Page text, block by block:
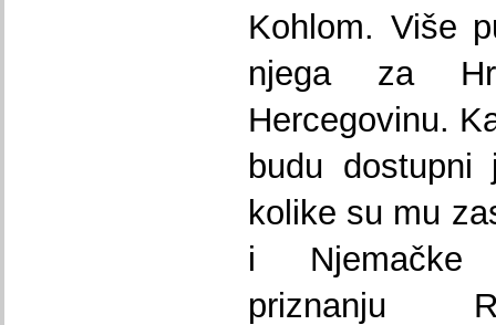
Kohlom. Više
njega za
Hercegovinu.
budu
kolike su mu
i Njemačke
priznanju